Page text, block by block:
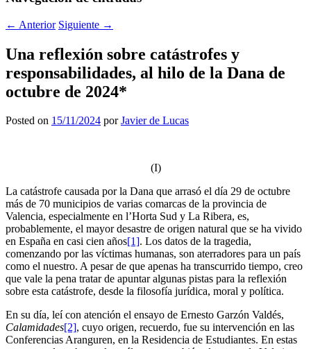
← Anterior Siguiente →
Una reflexión sobre catástrofes y
responsabilidades, al hilo de la Dana de
octubre de 2024*
Posted on 15/11/2024 porJavier de Lucas
(I)
La catástrofe causada por la Dana que arrasó el día 29 de octubre
más de 70 municipios de varias comarcas de la provincia de
Valencia, especialmente en l’Horta Sud y La Ribera, es,
probablemente, el mayor desastre de origen natural que se ha vivido
en España en casi cien años[1]. Los datos de la tragedia,
comenzando por las víctimas humanas, son aterradores para un país
como el nuestro. A pesar de que apenas ha transcurrido tiempo, creo
que vale la pena tratar de apuntar algunas pistas para la reflexión
sobre esta catástrofe, desde la filosofía jurídica, moral y política.
En su día, leí con atención el ensayo de Ernesto Garzón Valdés,
Calamidades[2], cuyo origen, recuerdo, fue su intervención en las
Conferencias Aranguren, en la Residencia de Estudiantes. En estas